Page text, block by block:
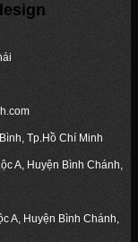
Tp.Hồ Chí Minh
A, Huyện Bình Chánh,
A, Huyện Bình Chánh,